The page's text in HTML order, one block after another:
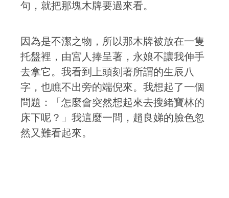
句，就把那塊木牌要過來看。
因為是不潔之物，所以那木牌被放在一隻
托盤裡，由宮人捧呈著，永娘不讓我伸手
去拿它。我看到上頭刻著所謂的生辰八
字，也瞧不出旁的端倪來。我想起了一個
問題：「怎麼會突然想起來去搜緒寶林的
床下呢？」我這麼一問，趙良娣的臉色忽
然又難看起來。